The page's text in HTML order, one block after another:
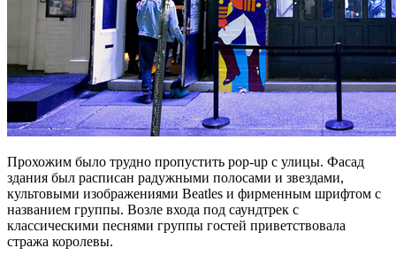
Прохожим было трудно пропустить pop-up с улицы. Фасад
здания был расписан радужными полосами и звездами,
культовыми изображениями Beatles и фирменным шрифтом с
названием группы. Возле входа под саундтрек с
классическими песнями группы гостей приветствовала
стража королевы.